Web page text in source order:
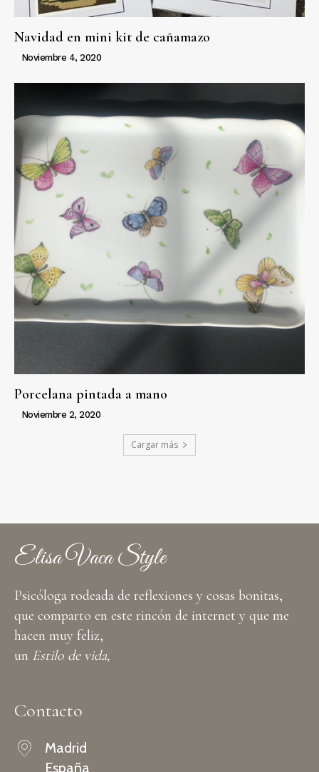
Navidad en mini kit de cañamazo
Noviembre 4, 2020
Porcelana pintada a mano
Noviembre 2, 2020
Cargar más
Elisa Vaca Style
Psicóloga rodeada de reflexiones y cosas bonitas,
que comparto en este rincón de internet y que me
hacen muy feliz,
un Estilo de vida,
Contacto
Madrid
España